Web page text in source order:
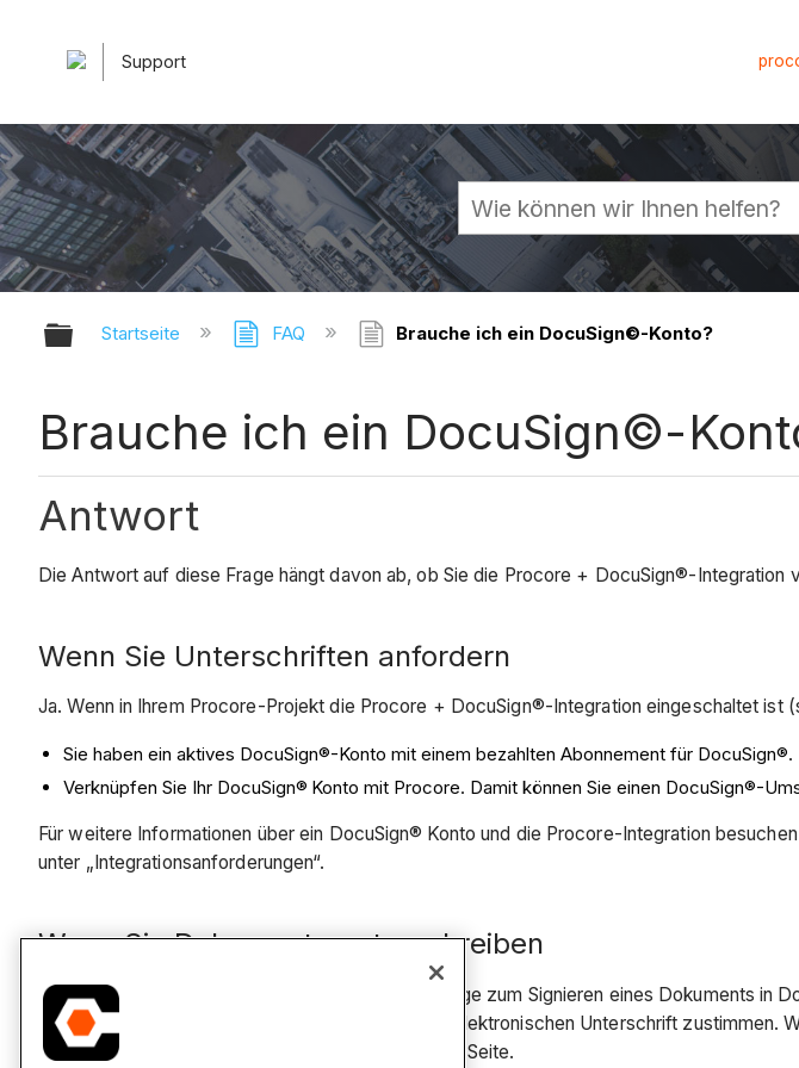
Support
Globale Hierarchie auf- und zuklappen
Startseite FAQ Brauche ich ein DocuSign©-Konto?
Brauche ich ein DocuSign©-
Antwort
Die Antwort auf diese Frage hängt davon ab, ob Sie die Procore + DocuSign®-
Wenn Sie Unterschriften anfordern
Ja. Wenn in Ihrem Procore-Projekt die Procore + DocuSign®-Integration eingeschaltet ist
Sie haben ein aktives DocuSign®-Konto mit einem bezahlten Abonnement für DocuSign®.
Verknüpfen Sie Ihr DocuSign® Konto mit Procore. Damit können Sie einen DocuSign®-
Für weitere Informationen über ein DocuSign® Konto und die Procore-Integration
unter „Integrationsanforderungen“.
Wenn Sie Dokumente unterschreiben
Nein. Wenn ein Procore-Benutzer Ihnen eine Anfrage zum Signieren eines Dokuments in
Dokument überprüfen und der Verwendung Ihrer elektronischen Unterschrift zustimmen.
Dokumente signieren
auf der DocuSign® Support-Seite.